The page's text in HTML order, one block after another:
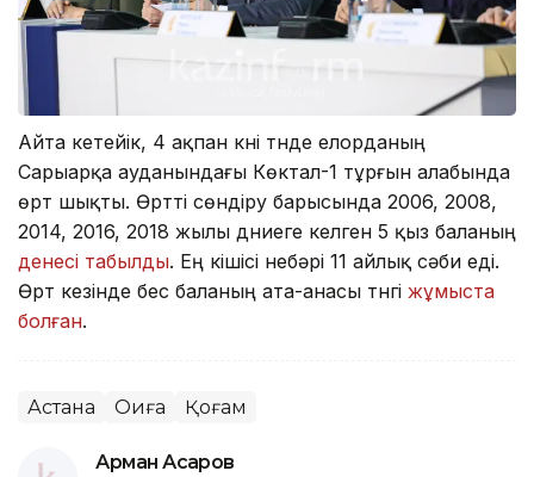
Айта кетейік, 4 ақпан күні түнде елорданың
Сарыарқа ауданындағы Көктал-1 тұрғын алабында
өрт шықты. Өртті сөндіру барысында 2006, 2008,
2014, 2016, 2018 жылы дүниеге келген 5 қыз баланың
денесі табылды. Ең кішісі небәрі 11 айлық сәби еді.
Өрт кезінде бес баланың ата-анасы түнгі жұмыста
болған.
Астана Оқиға Қоғам
Арман Асқаров